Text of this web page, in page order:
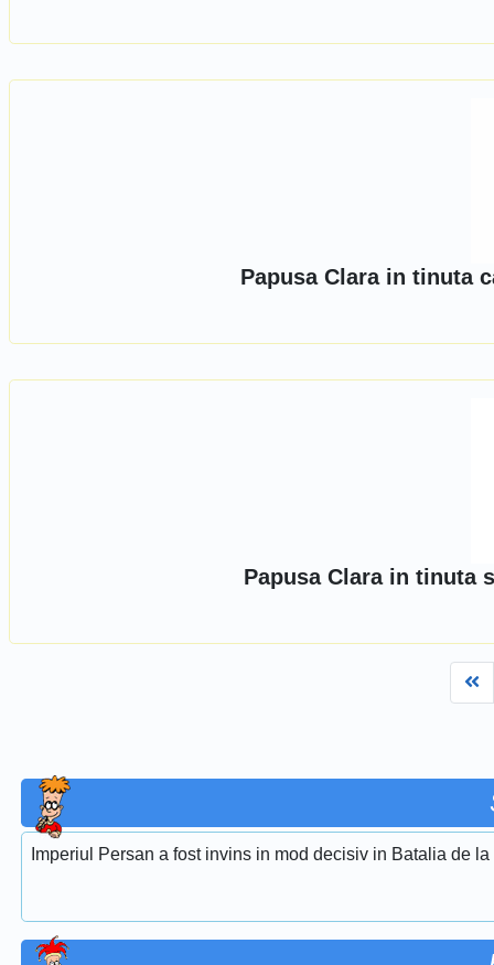
Papusa Clara in tinuta
Papusa Clara in tinuta
Imperiul Persan a fost invins in mod decisiv in Batalia de